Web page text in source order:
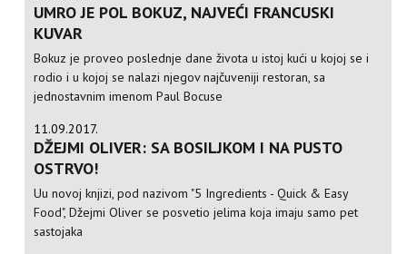
UMRO JE POL BOKUZ, NAJVEĆI FRANCUSKI
KUVAR
Bokuz je proveo poslednje dane života u istoj kući u kojoj se i
rodio i u kojoj se nalazi njegov najčuveniji restoran, sa
jednostavnim imenom Paul Bocuse
11.09.2017.
DŽEJMI OLIVER: SA BOSILJKOM I NA PUSTO
OSTRVO!
Uu novoj knjizi, pod nazivom "5 Ingredients - Quick & Easy
Food", Džejmi Oliver se posvetio jelima koja imaju samo pet
sastojaka